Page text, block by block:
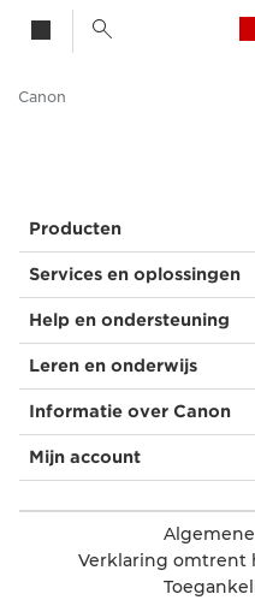
Canon
Producten
Services en oplossingen
Help en ondersteuning
Leren en onderwijs
Informatie over Canon
Mijn account
Verklaring omtrent